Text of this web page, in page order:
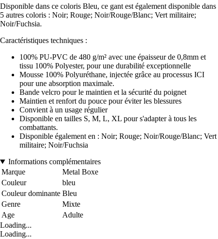
Disponible dans ce coloris Bleu, ce gant est également disponible dans
5 autres coloris : Noir; Rouge; Noir/Rouge/Blanc; Vert militaire;
Noir/Fuchsia.
Caractéristiques techniques :
100% PU-PVC de 480 g/m² avec une épaisseur de 0,8mm et
tissu 100% Polyester, pour une durabilité exceptionnelle
Mousse 100% Polyuréthane, injectée grâce au processus ICI
pour une absorption maximale.
Bande velcro pour le maintien et la sécurité du poignet
Maintien et renfort du pouce pour éviter les blessures
Convient à un usage régulier
Disponible en tailles S, M, L, XL pour s'adapter à tous les
combattants.
Disponible également en : Noir; Rouge; Noir/Rouge/Blanc; Vert
militaire; Noir/Fuchsia
Informations complémentaires
Marque
Metal Boxe
Couleur
bleu
Couleur dominante Bleu
Genre
Mixte
Age
Adulte
Loading...
Loading...